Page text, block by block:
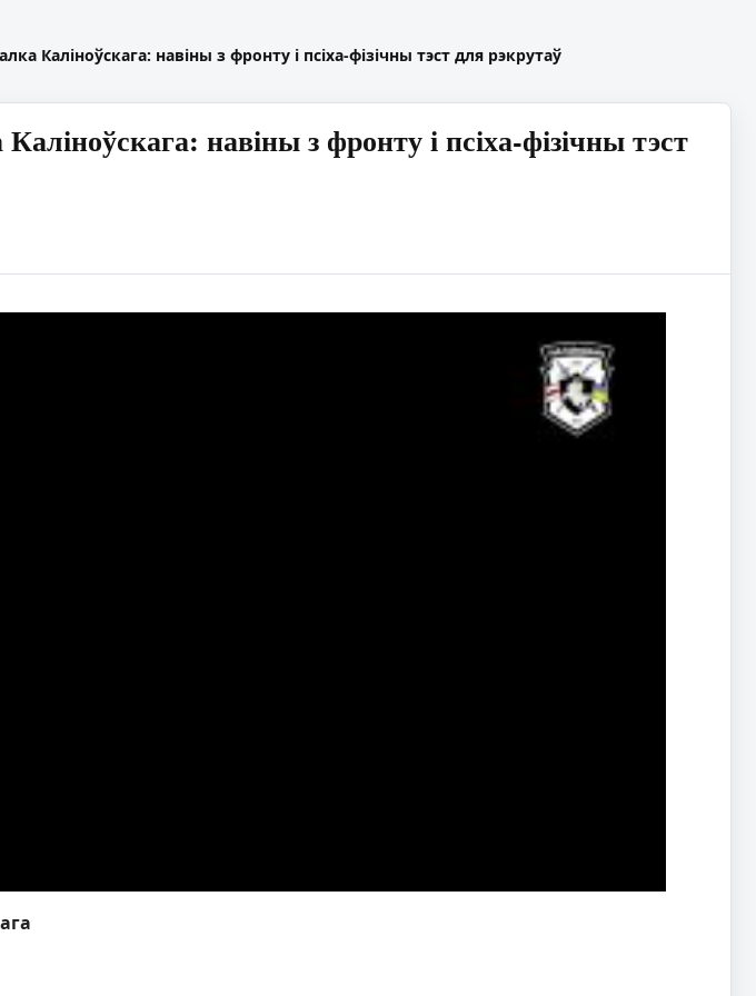
Каліноўскага: навіны з фронту і псіха-фізічны тэст для рэкрутаў
навіны з фронту і псіха-фізічны тэст